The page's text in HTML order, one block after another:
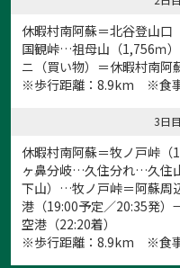
休暇村南阿蘇＝北谷登山
国観峠…祖母山（1,756ｍ
ニ（買い物）＝休暇村南阿
※歩行距離：8.9km ※食
3日目
休暇村南阿蘇＝牧ノ戸峠
ヶ鼻分岐…久住分れ…久住
下山）…牧ノ戸峠＝阿蘇周
港（19:00予定／20:35発
空港（22:20着）
※歩行距離：8.9km ※食